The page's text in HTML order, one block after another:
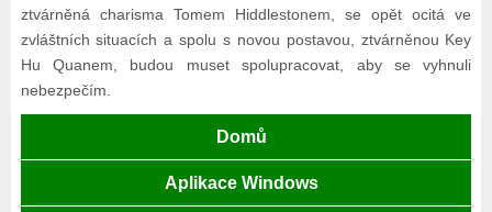
ztvárněná charisma Tomem Hiddlestonem, se opět ocitá ve
zvláštních situacích a spolu s novou postavou, ztvárněnou Key
Hu Quanem, budou muset spolupracovat, aby se vyhnuli
nebezpečím.
Domů
Aplikace Windows